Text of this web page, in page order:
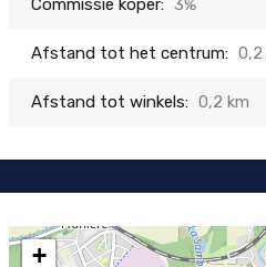
Commissie koper: 3%
Afstand tot het centrum: 0,2
Afstand tot winkels: 0,2 km
+